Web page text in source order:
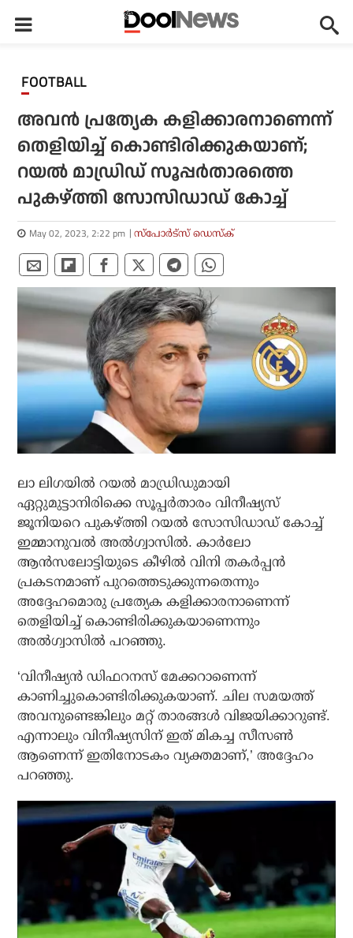
FOOTBALL
അവന്‍ പ്രത്യേക കളിക്കാരനാണെന്ന്
തെളിയിച്ച് കൊണ്ടിരിക്കുകയാണ്;
റയല്‍ മാഡ്രിഡ് സൂപ്പര്‍താരത്തെ
പുകഴ്ത്തി സോസിഡാഡ് കോച്ച്
May 02, 2023, 2:22 pm സ്പോര്‍ട്സ് ഡെസ്‌ക്
ലാ ലിഗയില്‍ റയല്‍ മാഡ്രിഡുമായി
ഏറ്റുമുട്ടാനിരിക്കെ സൂപ്പര്‍താരം വിനീഷ്യസ്
ജൂനിയറെ പുകഴ്ത്തി റയല്‍ സോസിഡാഡ് കോച്ച്
ഇമ്മാനുവല്‍ അല്‍ഗ്വാസില്‍. കാര്‍ലോ
ആന്‍സലോട്ടിയുടെ കീഴില്‍ വിനി തകര്‍പ്പന്‍
പ്രകടനമാണ് പുറത്തെടുക്കുന്നതെന്നും
അദ്ദേഹമൊരു പ്രത്യേക കളിക്കാരനാണെന്ന്
തെളിയിച്ച് കൊണ്ടിരിക്കുകയാണെന്നും
അല്‍ഗ്വാസില്‍ പറഞ്ഞു.
‘വിനീഷ്യന്‍ ഡിഫറനസ് മേക്കറാണെന്ന്
കാണിച്ചുകൊണ്ടിരിക്കുകയാണ്. ചില സമയത്ത്
അവനുണ്ടെങ്കിലും മറ്റ് താരങ്ങള്‍ വിജയിക്കാറുണ്ട്.
എന്നാലും വിനീഷ്യസിന് ഇത് മികച്ച സീസണ്‍
ആണെന്ന് ഇതിനോടകം വ്യക്തമാണ്,’ അദ്ദേഹം
പറഞ്ഞു.